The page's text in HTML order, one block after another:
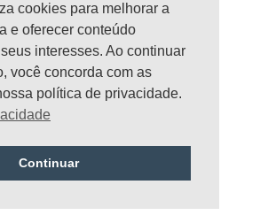
cookies para melhorar a
e oferecer conteúdo
interesses. Ao continuar
você concorda com as
política de privacidade.
Continuar